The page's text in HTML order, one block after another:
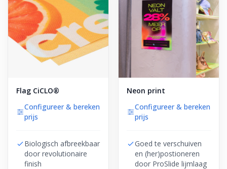
Flag CiCLO®
Configureer & bereken
prijs
Biologisch afbreekbaar
door revolutionaire
finish
Neon print
Configureer & bereken
prijs
Goed te verschuiven
en (her)postioneren
door ProSlide lijmlaag